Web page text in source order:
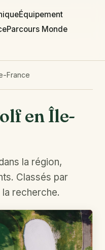
Équipement
Parcours Monde
France
en Île-
la région,
Classés par
recherche.